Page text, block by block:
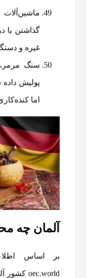
گذاشتن يا
غيره و
سنگ مرمر،
پوليش
اما
آلمان چه
بر اساس